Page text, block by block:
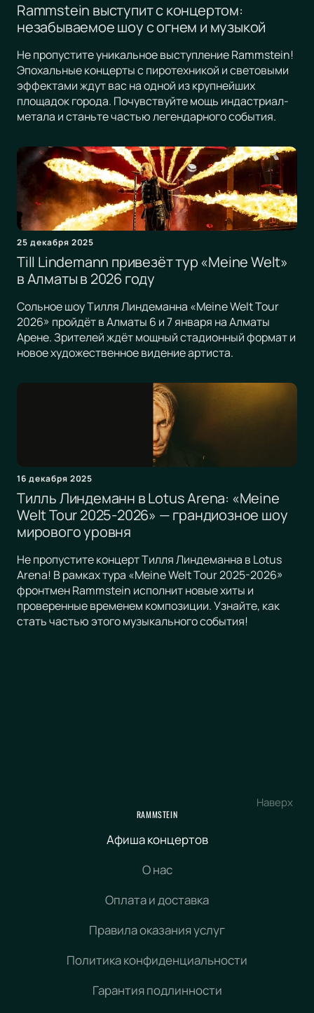
Rammstein выступит с концертом:
незабываемое шоу с огнем и музыкой
Не пропустите уникальное выступление Rammstein!
Эпохальные концерты с пиротехникой и световыми
эффектами ждут вас на одной из крупнейших
площадок города. Почувствуйте мощь индастриал-
метала и станьте частью легендарного события.
25 декабря 2025
Till Lindemann привезёт тур «Meine Welt»
в Алматы в 2026 году
Сольное шоу Тилля Линдеманна «Meine Welt Tour
2026» пройдёт в Алматы 6 и 7 января на Алматы
Арене. Зрителей ждёт мощный стадионный формат и
новое художественное видение артиста.
16 декабря 2025
Тилль Линдеманн в Lotus Arena: «Meine
Welt Tour 2025-2026» — грандиозное шоу
мирового уровня
Не пропустите концерт Тилля Линдеманна в Lotus
Arena! В рамках тура «Meine Welt Tour 2025-2026»
фронтмен Rammstein исполнит новые хиты и
проверенные временем композиции. Узнайте, как
стать частью этого музыкального события!
Наверх
RAMMSTEIN
Афиша концертов
О нас
Оплата и доставка
Правила оказания услуг
Политика конфиденциальности
Гарантия подлинности